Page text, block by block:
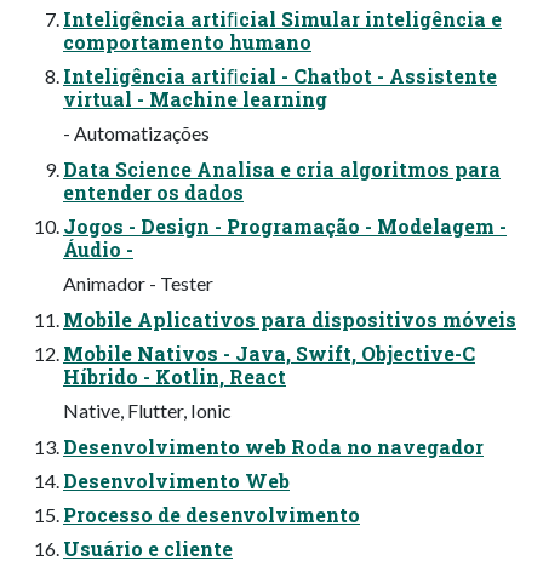
Inteligência artiﬁcial Simular inteligência e
comportamento humano
Inteligência artiﬁcial - Chatbot - Assistente
virtual - Machine learning
- Automatizações
Data Science Analisa e cria algoritmos para
entender os dados
Jogos - Design - Programação - Modelagem -
Áudio -
Animador - Tester
Mobile Aplicativos para dispositivos móveis
Mobile Nativos - Java, Swift, Objective-C
Híbrido - Kotlin, React
Native, Flutter, Ionic
Desenvolvimento web Roda no navegador
Desenvolvimento Web
Processo de desenvolvimento
Usuário e cliente